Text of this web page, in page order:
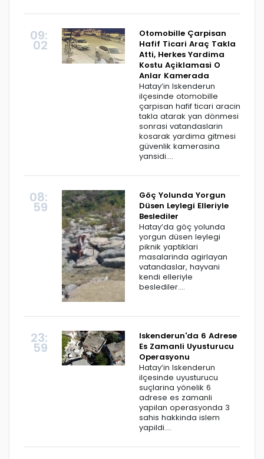
09:
02
Otomobille Çarpisan
Hafif Ticari Araç Takla
Atti, Herkes Yardima
Kostu Açiklamasi O
Anlar Kamerada
Hatay’in Iskenderun
ilçesinde otomobille
çarpisan hafif ticari aracin
takla atarak yan dönmesi
sonrasi vatandaslarin
kosarak yardima gitmesi
güvenlik kamerasina
yansidi....
08:
59
Göç Yolunda Yorgun
Düsen Leylegi Elleriyle
Beslediler
Hatay’da göç yolunda
yorgun düsen leylegi
piknik yaptiklari
masalarinda agirlayan
vatandaslar, hayvani
kendi elleriyle
beslediler....
23:
59
Iskenderun'da 6 Adrese
Es Zamanli Uyusturucu
Operasyonu
Hatay’in Iskenderun
ilçesinde uyusturucu
suçlarina yönelik 6
adrese es zamanli
yapilan operasyonda 3
sahis hakkinda islem
yapildi....